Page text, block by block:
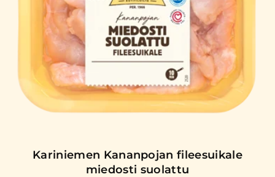
Kariniemen Kananpojan fileesuikale
miedosti suolattu